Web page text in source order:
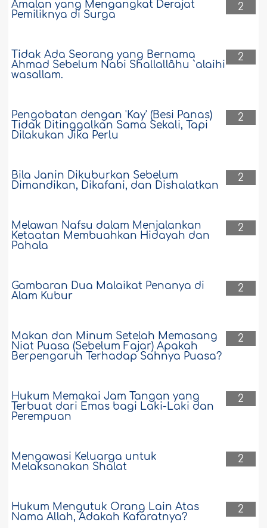
2
Amalan yang Mengangkat Derajat
Pemiliknya di Surga
2
Tidak Ada Seorang yang Bernama
Ahmad Sebelum Nabi Shallallâhu `alaihi
wasallam.
2
Pengobatan dengan 'Kay' (Besi Panas)
Tidak Ditinggalkan Sama Sekali, Tapi
Dilakukan Jika Perlu
2
Bila Janin Dikuburkan Sebelum
Dimandikan, Dikafani, dan Dishalatkan
2
Melawan Nafsu dalam Menjalankan
Ketaatan Membuahkan Hidayah dan
Pahala
2
Gambaran Dua Malaikat Penanya di
Alam Kubur
2
Makan dan Minum Setelah Memasang
Niat Puasa (Sebelum Fajar) Apakah
Berpengaruh Terhadap Sahnya Puasa?
2
Hukum Memakai Jam Tangan yang
Terbuat dari Emas bagi Laki-Laki dan
Perempuan
2
Mengawasi Keluarga untuk
Melaksanakan Shalat
2
Hukum Mengutuk Orang Lain Atas
Nama Allah, Adakah Kafaratnya?